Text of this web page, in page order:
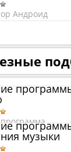
Андроид
музыки